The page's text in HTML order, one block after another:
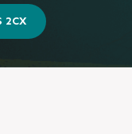
2CX